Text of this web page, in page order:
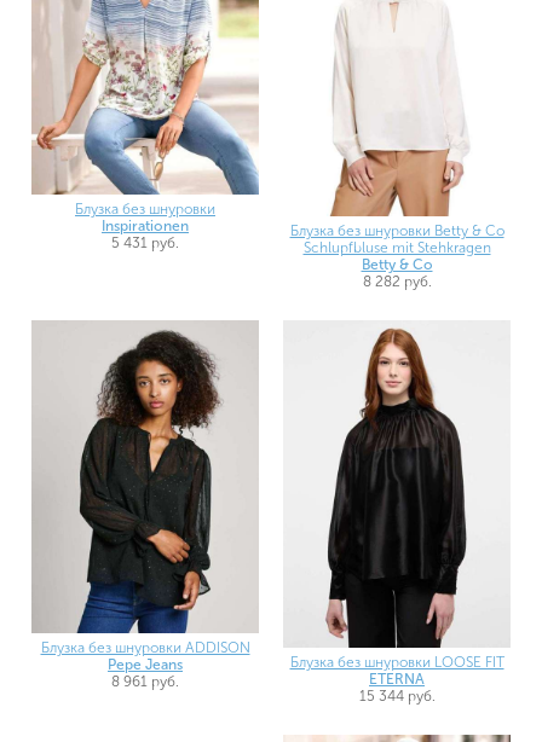
Блузка без шнуровки
Inspirationen
5 431 руб.
Блузка без шнуровки Betty & Co
Schlupfbluse mit Stehkragen
Betty & Co
8 282 руб.
Блузка без шнуровки ADDISON
Pepe Jeans
8 961 руб.
Блузка без шнуровки LOOSE FIT
ETERNA
15 344 руб.